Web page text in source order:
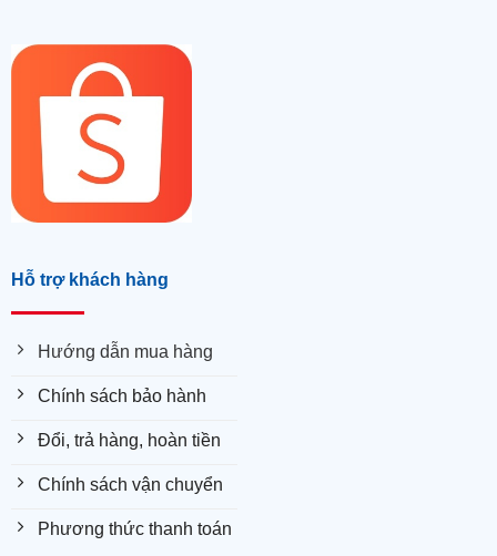
Hỗ trợ khách hàng
Hướng dẫn mua hàng
Chính sách bảo hành
Đổi, trả hàng, hoàn tiền
Chính sách vận chuyển
Phương thức thanh toán